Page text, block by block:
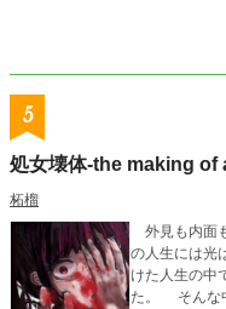
実を拾い上
5
処女壊体-the making of
柘榴
外見も内面
の人生には光
けた人生の中
た。 そんな